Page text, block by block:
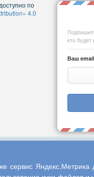
по
4.0
кто
Ваш
Яндекс.Метрика